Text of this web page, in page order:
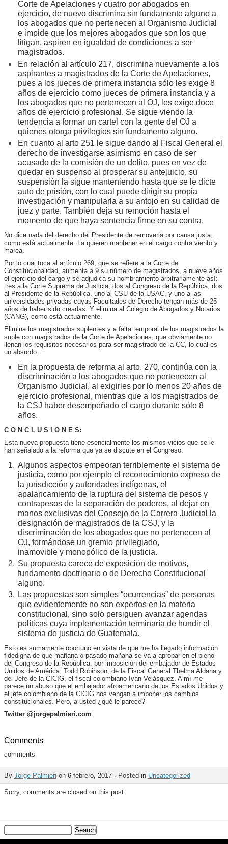
Corte de Apelaciones y cuatro por abogados en
ejercicio, de nuevo discrimina sin fundamento alguno a
los abogados que no pertenecen al Organismo Judicial
e impide que los mejores abogados que son los que
litigan, aspiren en igualdad de condiciones a ser
magistrados.
En relación al artículo 217, discrimina nuevamente a los
aspirantes a magistrados de la Corte de Apelaciones,
pues a los jueces de primera instancia sólo les exige 8
años de ejercicio como jueces de primera instancia y a
los abogados que no pertenecen al OJ, les exige doce
años de ejercicio profesional. Se sigue viendo la
tendencia a formar un cartel con la gente del OJ a
quienes otorga privilegios sin fundamento alguno.
En cuanto al arto 251 le sigue dando al Fiscal General el
derecho de investigarse asimismo en caso de ser
acusado de la comisión de un delito, pues en vez de
quedar en suspenso al prosperar su antejuicio, su
suspensión la sigue manteniendo hasta que se le dicte
auto de prisión, con lo cual puede dirigir su propia
investigación y manipularla a su antojo en su calidad de
juez y parte. También deja su remoción hasta el
momento de que haya sentencia firme en su contra.
No dice nada del derecho del Presidente de removerla por causa justa,
como está actualmente. La quieren mantener en el cargo contra viento y
marea.
Por lo cual toca al artículo 269, que se refiere a la Corte de
Constitucionalidad, aumenta a 9 su número de magistrados, a nueve años
el ejercicio del cargo y se adjudica su nombramiento arbitrariamente así:
tres a la Corte Suprema de Justicia, dos al Congreso de la República, dos
al Presidente de la República, uno al CSU de la USAC, y uno a las
universidades privadas cuyas Facultades de Derecho tengan más de 25
años de haber sido creadas. Y elimina al Colegio de Abogados y Notarios
(CANG), como está actualmente.
Elimina los magistrados suplentes y a falta temporal de los magistrados la
suple con magistrados de la Corte de Apelaciones, que obviamente no
llenan los requisitos necesarios para ser magistrado de la CC, lo cual es
un absurdo.
En la propuesta de reforma al arto. 270, continúa con la
discriminación a los abogados que no pertenecen al
Organismo Judicial, al exigirles por lo menos 20 años de
ejercicio profesional, mientras que a los magistrados de
la CSJ haber desempeñado el cargo durante sólo 8
años.
C O N C L U S I O N E S:
Esta nueva propuesta tiene esencialmente los mismos vicios que se le
han señalado a la reforma que ya se discute en el Congreso.
Algunos aspectos empeoran terriblemente el sistema de
justicia, como por ejemplo el reconocimiento expreso de
la jurisdicción y autoridades indígenas, el
apalancamiento de la ruptura del sistema de pesos y
contrapesos de la separación de poderes, al dejar en
manos exclusivas del Consejo de la Carrera Judicial la
designación de magistrados de la CSJ, y la
discriminación de los abogados que no pertenecen al
OJ, formándose un gremio privilegiado,
inamovible y monopólico de la justicia.
Su propuesta carece de exposición de motivos,
fundamento doctrinario o de Derecho Constitucional
alguno.
Las propuestas son simples “ocurrencias” de personas
que evidentemente no son expertos en la materia
constitucional, sino solo persiguen avanzar agendas
políticas cuya implementación terminaría de hundir el
sistema de justicia de Guatemala.
Esto es sumamente oportuno en vista de que me ha llegado información
fidedigna de que mañana o pasado mañana se va a aprobar en el pleno
del Congreso de la República, por imposición del embajador de Estados
Unidos de América, Todd Robinson, de la Fiscal General Thelma Aldana y
del Jefe de la CICIG, el fiscal colombiano Iván Velásquez. A mí me
parece un abuso que el embajador afroamericano de los Estados Unidos y
el jefe colombiano de la CICIG nos vengan a imponer los cambios
constitucionales. Pero, a usted ¿qué le parece?
Twitter @jorgepalmieri.com
Comments
comments
By Jorge Palmieri on 6 febrero, 2017 · Posted in Uncategorized
Sorry, comments are closed on this post.